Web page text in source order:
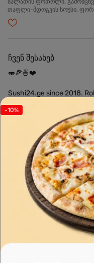
სალათის ფოთოლი,
თაფლი-მდოგვის სოუსი,
პარმეზანი, ტუფელის ზეთი
ჩვენ შესახებ
🍣🍕🍜❤️
Sushi24.ge since 2018.
prepared for you. Choose
menu.
Leaflet |
-10%